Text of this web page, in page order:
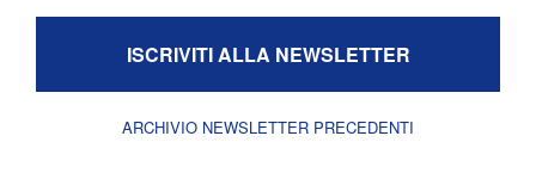
ISCRIVITI ALLA NEWSLETTER
ARCHIVIO NEWSLETTER PRECEDENTI